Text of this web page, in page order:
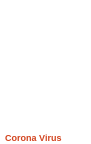
Corona Virus